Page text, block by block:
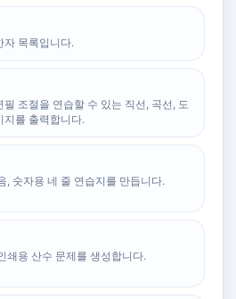
자 목록입니다.
필 조절을 연습할 수 있는 직선, 곡선, 도
지를 출력합니다.
, 숫자용 네 줄 연습지를 만듭니다.
쇄용 산수 문제를 생성합니다.